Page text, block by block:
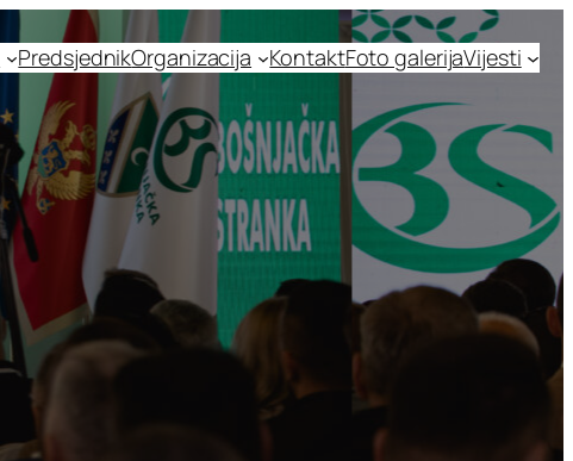
PredsjednikOrganizacija KontaktFoto galerijaVijesti